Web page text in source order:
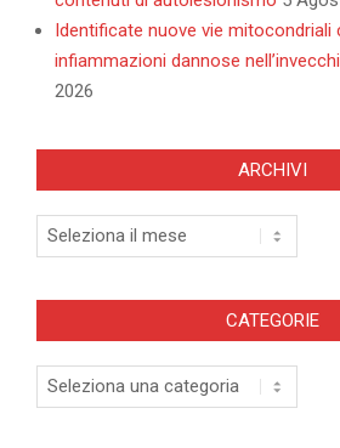
Identificate nuove vie mitocondriali
infiammazioni dannose
2026
ARCHIVI
Archivi
CATEGORIE
Categorie